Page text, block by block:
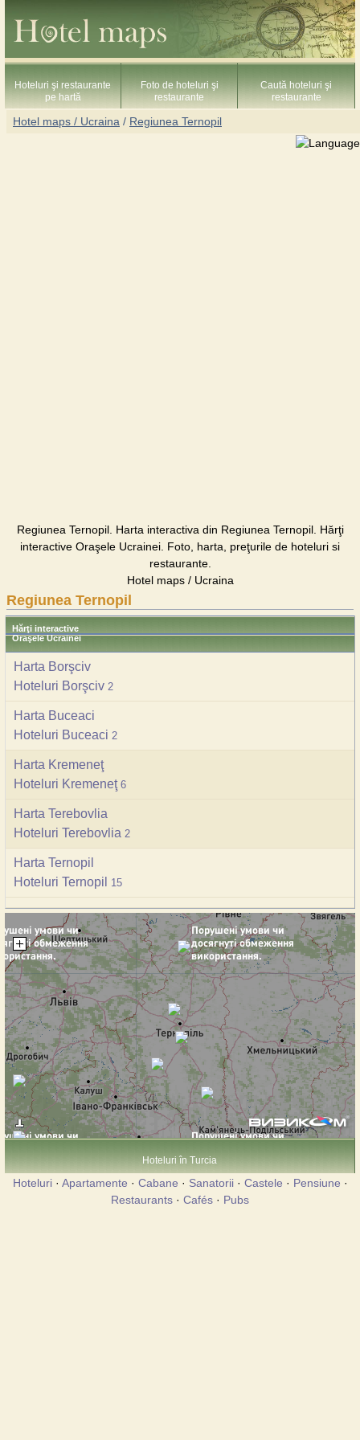
Hoteluri şi restaurante
pe hartă
Foto de hoteluri şi
restaurante
Caută hoteluri şi
restaurante
Hotel maps / Ucraina / Regiunea Ternopil
Regiunea Ternopil. Harta interactiva din Regiunea Ternopil. Hărţi
interactive Oraşele Ucrainei. Foto, harta, preţurile de hoteluri si
restaurante.
Hotel maps / Ucraina
Regiunea Ternopil
Hărţi interactive
Oraşele Ucrainei
Harta Borşciv
Hoteluri Borşciv 2
Harta Buceaci
Hoteluri Buceaci 2
Harta Kremeneţ
Hoteluri Kremeneţ 6
Harta Terebovlia
Hoteluri Terebovlia 2
Harta Ternopil
Hoteluri Ternopil
15
Hoteluri în Turcia
Hoteluri· Apartamente · Cabane · Sanatorii· Castele · Pensiune ·
Restaurants · Cafés · Pubs